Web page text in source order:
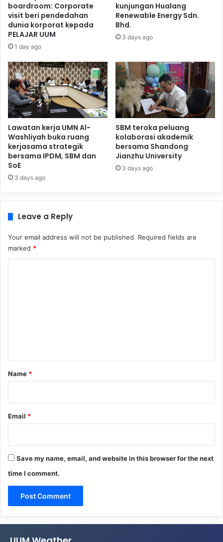
boardroom: Corporate
visit beri pendedahan
dunia korporat kepada
PELAJAR UUM
1 day ago
kunjungan Hualang
Renewable Energy Sdn.
Bhd.
3 days ago
Lawatan kerja UMN Al-
Washliyah buka ruang
kerjasama strategik
bersama IPDM, SBM dan
SoE
3 days ago
SBM teroka peluang
kolaborasi akademik
bersama Shandong
Jianzhu University
3 days ago
Leave a Reply
Your email address will not be published. Required fields are
marked *
*
Name *
Email *
Save my name, email, and website in this browser for the next
time I comment.